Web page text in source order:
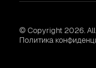
© Copyright 2026. All
Политика